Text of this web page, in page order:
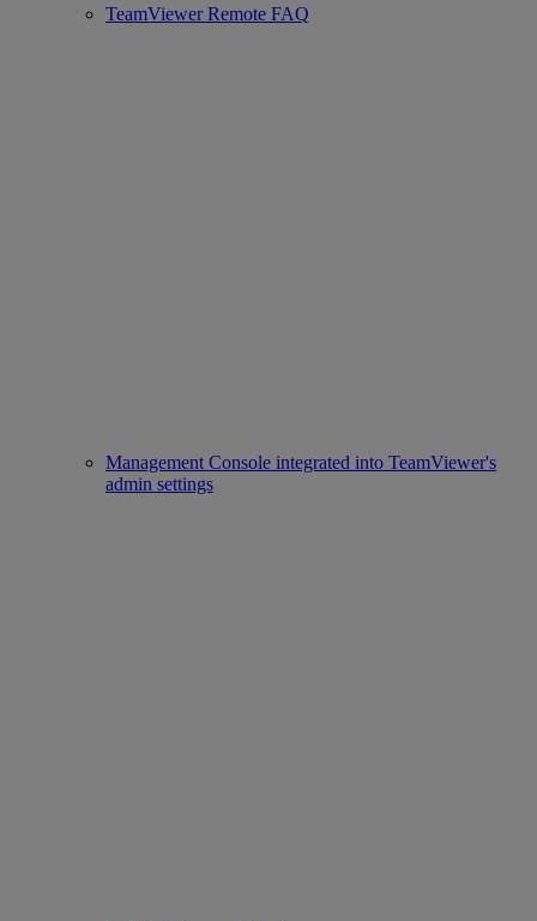
TeamViewer Remote FAQ
Management Console integrated into TeamViewer's
admin settings